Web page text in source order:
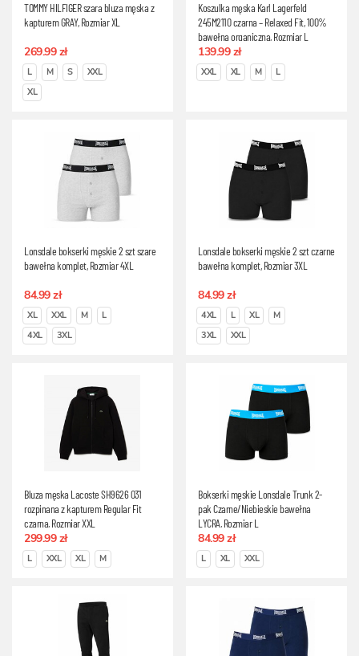
TOMMY HILFIGER szara bluza męska z
kapturem GRAY, Rozmiar XL
269.99 zł
L M S
XXL
XL
Koszulka męska Karl Lagerfeld
245M2110 czarna – Relaxed Fit, 100%
bawełna organiczna, Rozmiar L
139.99 zł
XXL XL M L
Lonsdale bokserki męskie 2 szt szare
bawełna komplet, Rozmiar 4XL
84.99 zł
XL XXL M
L
4XL
3XL
Lonsdale bokserki męskie 2 szt czarne
bawełna komplet, Rozmiar 3XL
84.99 zł
4XL L XL
M
3XL
XXL
Bluza męska Lacoste SH9626 031
rozpinana z kapturem Regular Fit
czarna, Rozmiar XXL
299.99 zł
L XXL XL M
Bokserki męskie Lonsdale Trunk 2-
pak Czarne/Niebieskie bawełna
LYCRA, Rozmiar L
84.99 zł
L XL XXL